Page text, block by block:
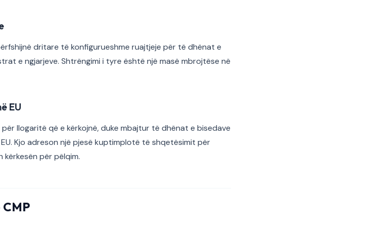
dritare të konfigurueshme ruajtjeje për të dhënat e
e ngjarjeve. Shtrëngimi i tyre është një masë mbrojtëse në
EU
llogaritë që e kërkojnë, duke mbajtur të dhënat e bisedave
Kjo adreson një pjesë kuptimplotë të shqetësimit për
për pëlqim.